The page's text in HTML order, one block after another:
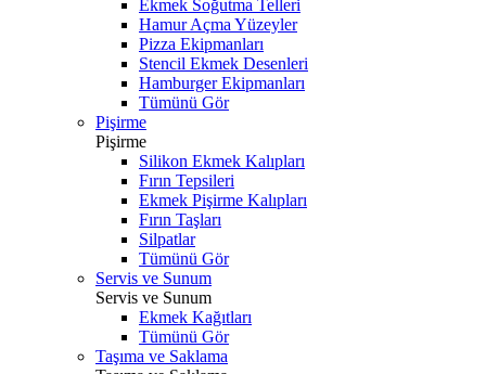
Ekmek Soğutma Telleri
Hamur Açma Yüzeyler
Pizza Ekipmanları
Stencil Ekmek Desenleri
Hamburger Ekipmanları
Tümünü Gör
Pişirme
Pişirme
Silikon Ekmek Kalıpları
Fırın Tepsileri
Ekmek Pişirme Kalıpları
Fırın Taşları
Silpatlar
Tümünü Gör
Servis ve Sunum
Servis ve Sunum
Ekmek Kağıtları
Tümünü Gör
Taşıma ve Saklama